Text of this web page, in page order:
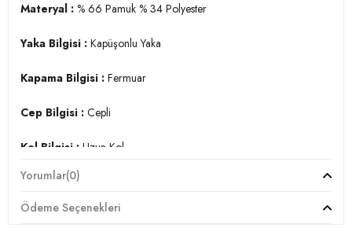
3DK15905340.1690
Materyal : % 66 Pamuk % 34 Polyester
Yaka Bilgisi : Kapüşonlu Yaka
Kapama Bilgisi : Fermuar
Cep Bilgisi : Cepli
Kol Bilgisi : Uzun Kol
Kalıp Bilgisi :
Manken Ölçüsü :Boy : 1.86 cm / Göğüs : 96 cm / Bel : 77
Yorumlar(0)
Ödeme Seçenekleri